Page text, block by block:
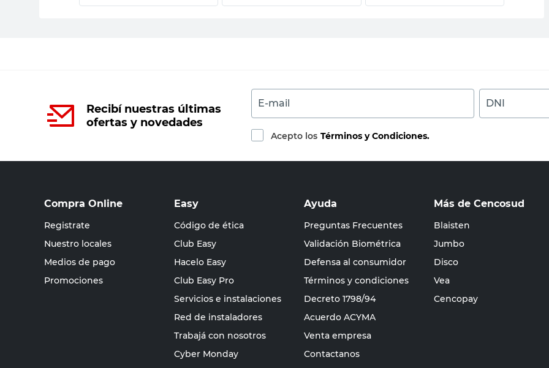
Recibí nuestras últimas
ofertas y novedades
E-mail DNI
Acepto los Términos y Condiciones.
Compra Online
Registrate
Nuestro locales
Medios de pago
Promociones
Easy
Código de ética
Club Easy
Hacelo Easy
Club Easy Pro
Servicios e instalaciones
Red de instaladores
Trabajá con nosotros
Cyber Monday
Ayuda
Preguntas Frecuentes
Validación Biométrica
Defensa al consumidor
Términos y condiciones
Decreto 1798/94
Acuerdo ACYMA
Venta empresa
Contactanos
Más de Cencosud
Blaisten
Jumbo
Disco
Vea
Cencopay